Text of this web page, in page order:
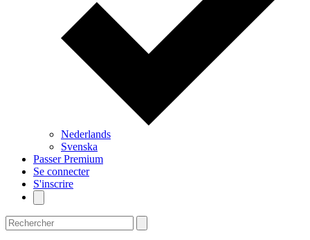
Nederlands
Svenska
Passer Premium
Se connecter
S'inscrire